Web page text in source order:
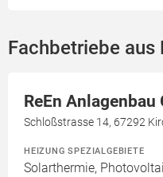
Fachbetriebe
ReEn Anlagenbau
Schloßstrasse 14, 67292
HEIZUNG SPEZIALGEBIETE
Solarthermie,